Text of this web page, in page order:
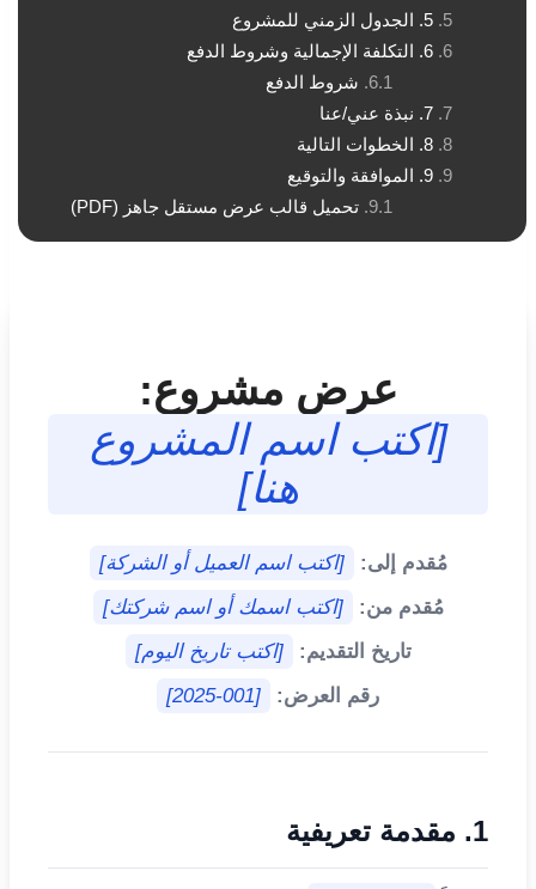
5. الجدول الزمني للمشروع
6. التكلفة الإجمالية وشروط الدفع
شروط الدفع
7. نبذة عني/عنا
8. الخطوات التالية
9. الموافقة والتوقيع
تحميل قالب عرض مستقل جاهز (PDF)
عرض مشروع:
[اكتب اسم المشروع
هنا]
مُقدم إلى:
[اكتب اسم العميل أو الشركة]
مُقدم من:
[اكتب اسمك أو اسم شركتك]
تاريخ التقديم:
[اكتب تاريخ اليوم]
رقم العرض:
[2025-001]
1. مقدمة تعريفية